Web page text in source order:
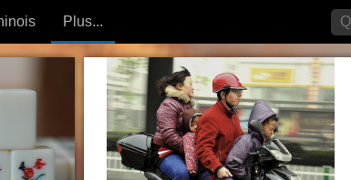
Plus...
Forum (archives)